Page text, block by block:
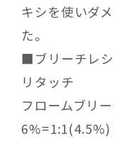
キシを使いダ
た。
■ブリーチレ
リタッチ
フロームブリ
6%=1:1(4.5%)